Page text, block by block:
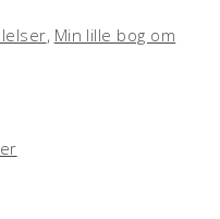
, Min lille bog om